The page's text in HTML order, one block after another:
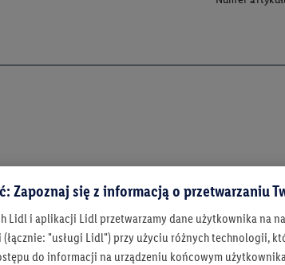
Zapoznaj się z informacją o przetwarzaniu
Lidl i aplikacji Lidl przetwarzamy dane użytkownika na
"usługi Lidl") przy użyciu różnych technologii,
do informacji na urządzeniu końcowym